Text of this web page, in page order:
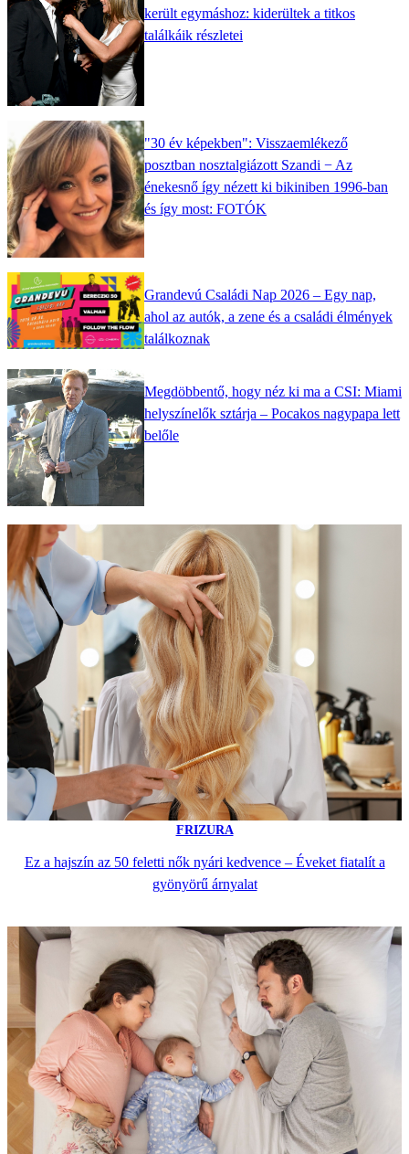
került egymáshoz: kiderültek a titkos
találkáik részletei
"30 év képekben": Visszaemlékező
posztban nosztalgiázott Szandi − Az
énekesnő így nézett ki bikiniben 1996-ban
és így most: FOTÓK
Grandevú Családi Nap 2026 – Egy nap,
ahol az autók, a zene és a családi élmények
találkoznak
Megdöbbentő, hogy néz ki ma a CSI: Miami
helyszínelők sztárja – Pocakos nagypapa lett
belőle
FRIZURA
Ez a hajszín az 50 feletti nők nyári kedvence – Éveket fiatalít a
gyönyörű árnyalat